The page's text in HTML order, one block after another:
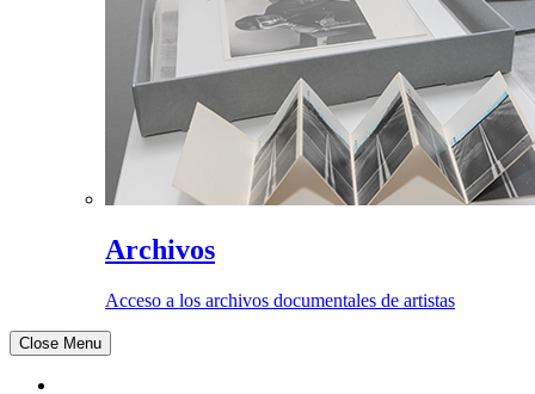
Archivos
Acceso a los archivos documentales de artistas
Close Menu